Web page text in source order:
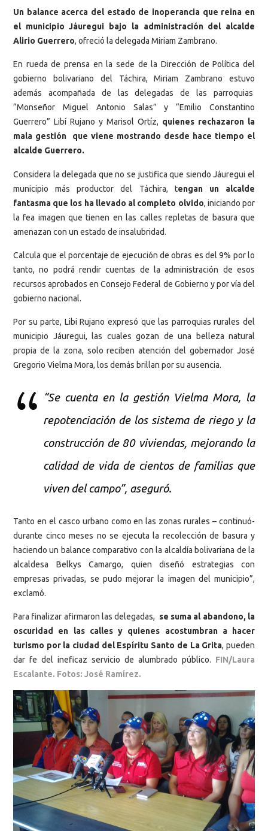
Un balance acerca del estado de inoperancia que reina en
el municipio Jáuregui bajo la administración del alcalde
Alirio Guerrero, ofreció la delegada Miriam Zambrano.
En rueda de prensa en la sede de la Dirección de Política del
gobierno bolivariano del Táchira, Miriam Zambrano estuvo
además acompañada de las delegadas de las parroquias
“Monseñor Miguel Antonio Salas” y “Emilio Constantino
Guerrero” Libí Rujano y Marisol Ortíz, quienes rechazaron la
mala gestión que viene mostrando desde hace tiempo el
alcalde Guerrero.
Considera la delegada que no se justifica que siendo Jáuregui el
municipio más productor del Táchira, tengan un alcalde
fantasma que los ha llevado al completo olvido, iniciando por
la fea imagen que tienen en las calles repletas de basura que
amenazan con un estado de insalubridad.
Calcula que el porcentaje de ejecución de obras es del 9% por lo
tanto, no podrá rendir cuentas de la administración de esos
recursos aprobados en Consejo Federal de Gobierno y por vía del
gobierno nacional.
Por su parte, Libi Rujano expresó que las parroquias rurales del
municipio Jáuregui, las cuales gozan de una belleza natural
propia de la zona, solo reciben atención del gobernador José
Gregorio Vielma Mora, los demás brillan por su ausencia.
“Se cuenta en la gestión Vielma Mora, la
repotenciación de los sistema de riego y la
construcción de 80 viviendas, mejorando la
calidad de vida de cientos de familias que
viven del campo”, aseguró.
Tanto en el casco urbano como en las zonas rurales – continuó-
durante cinco meses no se ejecuta la recolección de basura y
haciendo un balance comparativo con la alcaldía bolivariana de la
alcaldesa Belkys Camargo, quien diseñó estrategias con
empresas privadas, se pudo mejorar la imagen del municipio”,
exclamó.
Para finalizar afirmaron las delegadas, se suma al abandono, la
oscuridad en las calles y quienes acostumbran a hacer
turismo por la ciudad del Espíritu Santo de La Grita, pueden
dar fe del ineficaz servicio de alumbrado público. FIN/Laura
Escalante. Fotos: José Ramírez.